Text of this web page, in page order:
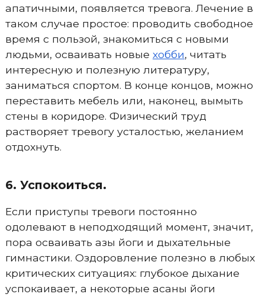
апатичными, появляется тревога. Лечение в
таком случае простое: проводить свободное
время с пользой, знакомиться с новыми
людьми, осваивать новые хобби, читать
интересную и полезную литературу,
заниматься спортом. В конце концов, можно
переставить мебель или, наконец, вымыть
стены в коридоре. Физический труд
растворяет тревогу усталостью, желанием
отдохнуть.
6. Успокоиться.
Если приступы тревоги постоянно
одолевают в неподходящий момент, значит,
пора осваивать азы йоги и дыхательные
гимнастики. Оздоровление полезно в любых
критических ситуациях: глубокое дыхание
успокаивает, а некоторые асаны йоги